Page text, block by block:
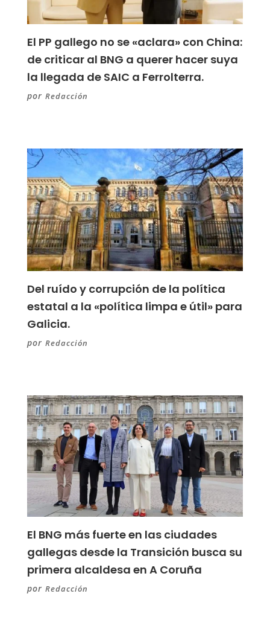
El PP gallego no se «aclara» con China:
de criticar al BNG a querer hacer suya
la llegada de SAIC a Ferrolterra.
por Redacción
Del ruído y corrupción de la política
estatal a la «política limpa e útil» para
Galicia.
por Redacción
El BNG más fuerte en las ciudades
gallegas desde la Transición busca su
primera alcaldesa en A Coruña
por Redacción